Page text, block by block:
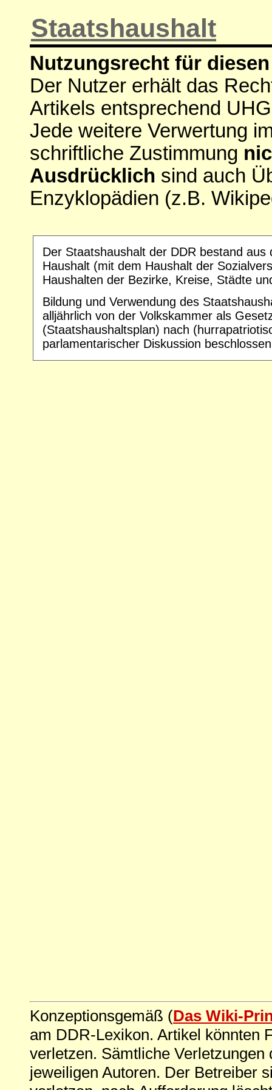
Staatshaushalt
Nutzungsrecht für
Der Nutzer erhält das
Artikels entsprechend
Jede weitere Verwertung
schriftliche Zustimmung
Ausdrücklich sind auch
Enzyklopädien (z.B.
Der Staatshaushalt der DDR bestand aus
Haushalt (mit dem Haushalt der
Haushalten der Bezirke, Kreise, Städte
Bildung und Verwendung des
alljährlich von der Volkskammer als
(Staatshaushaltsplan) nach
parlamentarischer Diskussion
Konzeptionsgemäß (Das Wiki-
am DDR-Lexikon. Artikel könnten
verletzen. Sämtliche
jeweiligen Autoren. Der Betreiber